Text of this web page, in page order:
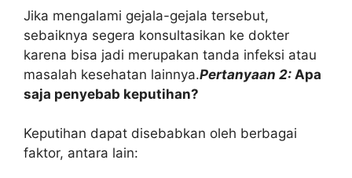
Jika mengalami gejala-gejala tersebut,
sebaiknya segera konsultasikan ke dokter
karena bisa jadi merupakan tanda infeksi atau
masalah kesehatan lainnya.Pertanyaan 2: Apa
saja penyebab keputihan?
Keputihan dapat disebabkan oleh berbagai
faktor, antara lain: